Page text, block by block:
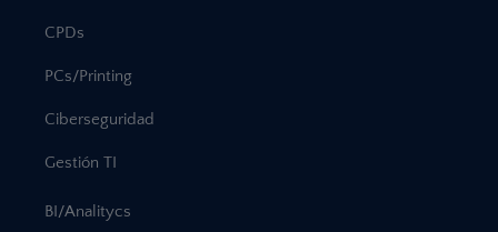
CPDs
PCs/Printing
Ciberseguridad
Gestión TI
BI/Analitycs